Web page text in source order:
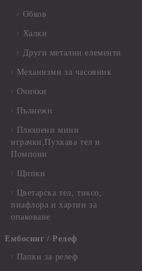
Обков
Халки
Други метални елементи
Механизми за часовник
Очички
Пълнежи
Плюшени мини
играчки,Пухкава тел и
Помпони
Щипки
Цветарска тел, тиксо,
пиафлора и хартии за
опаковане
Ембосинг / Релеф
Папки за релеф